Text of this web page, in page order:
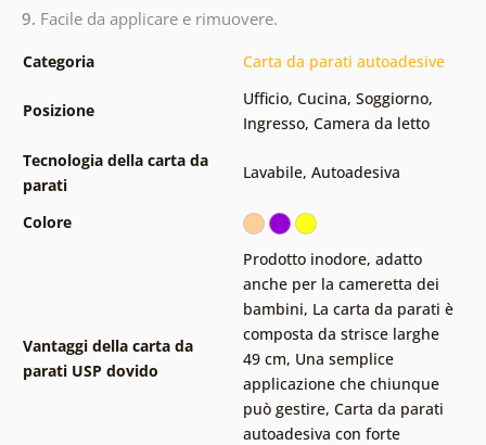
9. Facile da applicare e rimuovere.
Categoria Carta da parati autoadesive
Posizione
Ufficio, Cucina, Soggiorno,
Ingresso, Camera da letto
Tecnologia della carta da
parati
Lavabile, Autoadesiva
Colore
Vantaggi della carta da
parati USP dovido
Prodotto inodore, adatto
anche per la cameretta dei
bambini, La carta da parati è
composta da strisce larghe
49 cm, Una semplice
applicazione che chiunque
può gestire, Carta da parati
autoadesiva con forte